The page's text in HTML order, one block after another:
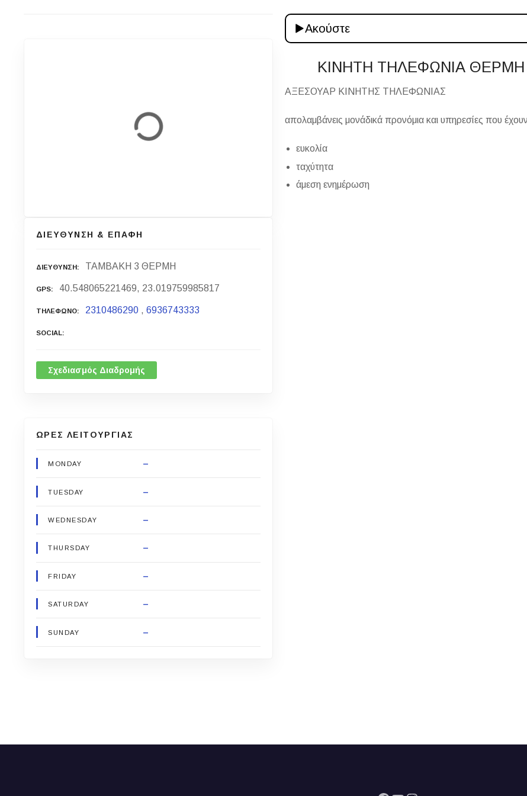
ΔΙΕΥΘΥΝΣΗ & ΕΠΑΦΗ
ΔΙΕΥΘΥΝΣΗ ΤΑΜΒΑΚΗ 3 ΘΕΡΜΗ
GPS 40.548065221469, 23.019759985817
ΤΗΛΕΦΩΝΟ 2310486290 , 6936743333
SOCIAL
Σχεδιασμός Διαδρομής
ΩΡΕΣ ΛΕΙΤΟΥΡΓΙΑΣ
MONDAY –
TUESDAY –
WEDNESDAY –
THURSDAY –
FRIDAY –
SATURDAY –
SUNDAY –
Ακούστε
ΚΙΝΗΤΗ ΤΗΛΕΦΩΝΙΑ
ΑΞΕΣΟΥΑΡ ΚΙΝΗΤΗΣ ΤΗΛΕΦΩΝΙΑΣ
απολαμβάνεις μονάδικά προνόμια και υπηρεσίες που
ευκολία
ταχύτητα
άμεση ενημέρωση